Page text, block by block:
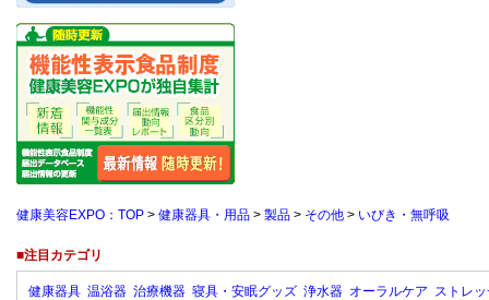
健康美容EXPO：TOP > 健康器具・用品 > 製品 > その他 > いびき・無呼吸
■注目カテゴリ
健康器具 温浴器 治療機器 寝具・安眠グッズ 浄水器 オーラルケア ストレ